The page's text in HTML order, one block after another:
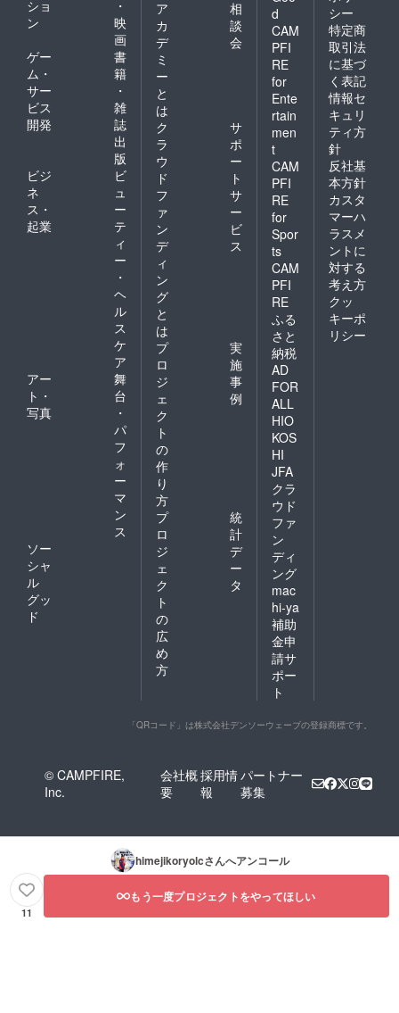
ショ
ン
・
映
画
ゲー
ム・
サー
ビス
開発
書
籍
・
雑
誌
出
版
ビジ
ネ
ス・
起業
ビ
ュ
ー
テ
ィ
ー
・
ヘ
ル
ス
ケ
ア
アー
ト・
写真
舞
台
・
パ
フ
ォ
ー
マ
ン
ス
ソー
シャ
ル
グッ
ド
ア
カ
デ
ミ
ー
と
は
相
談
会
ク
ラ
ウ
ド
フ
ァ
ン
デ
ィ
ン
グ
と
は
サ
ポ
ー
ト
サ
ー
ビ
ス
プ
ロ
ジ
ェ
ク
ト
の
作
り
方
実
施
事
例
プ
ロ
ジ
ェ
ク
ト
の
広
め
方
統
計
デ
ー
タ
d
CAM
PFI
RE
for
Ente
rtain
men
t
CAM
PFI
RE
for
Spor
ts
CAM
PFI
RE
ふる
さと
納税
AD
FOR
ALL
HIO
KOS
HI
JFA
クラ
ウド
ファ
ン
ディ
ング
mac
hi-ya
補助
金申
請サ
ポー
ト
シー
特定商
取引法
に基づ
く表記
情報セ
キュリ
ティ方
針
反社基
本方針
カスタ
マーハ
ラスメ
ントに
対する
考え方
クッ
キーポ
リシー
「QRコード」は株式会社デンソーウェーブの登録商標です。
© CAMPFIRE,
Inc.
会社概
要
採用情
報
パートナー
募集
himejikoryolcさんへアンコール
11
もう一度プロジェクトをやってほしい